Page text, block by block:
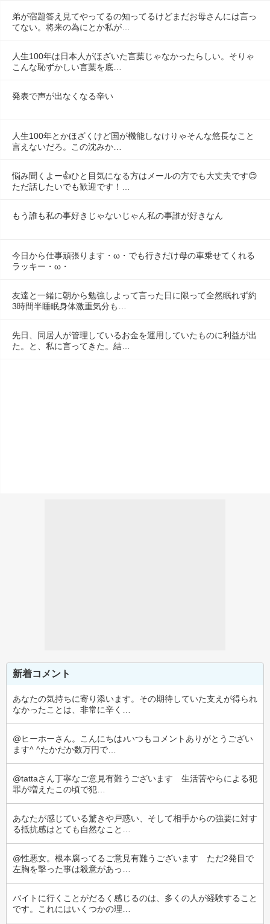
弟が宿題答え見てやってるの知ってるけどまだお母さんには言っ
てない。将来の為にとか私が…
人生100年は日本人がほざいた言葉じゃなかったらしい。そりゃ
こんな恥ずかしい言葉を底…
発表で声が出なくなる辛い
人生100年とかほざくけど国が機能しなけりゃそんな悠長なこと
言えないだろ。この沈みか…
悩み聞くよー👍ひと目気になる方はメールの方でも大丈夫です😊
ただ話したいでも歓迎です！…
もう誰も私の事好きじゃないじゃん私の事誰が好きなん
今日から仕事頑張ります・ω・でも行きだけ母の車乗せてくれる
ラッキー・ω・
友達と一緒に朝から勉強しよって言った日に限って全然眠れず約
3時間半睡眠身体激重気分も…
先日、同居人が管理しているお金を運用していたものに利益が出
た。と、私に言ってきた。結…
新着コメント
あなたの気持ちに寄り添います。その期待していた支えが得られ
なかったことは、非常に辛く…
@ヒーホーさん。こんにちは♪いつもコメントありがとうござい
ます^ ^たかだか数万円で…
@tattaさん丁寧なご意見有難うございます　生活苦やらによる犯
罪が増えたこの頃で犯…
あなたが感じている驚きや戸惑い、そして相手からの強要に対す
る抵抗感はとても自然なこと…
@性悪女。根本腐ってるご意見有難うございます　ただ2発目で
左胸を撃った事は殺意があっ…
バイトに行くことがだるく感じるのは、多くの人が経験すること
です。これにはいくつかの理…